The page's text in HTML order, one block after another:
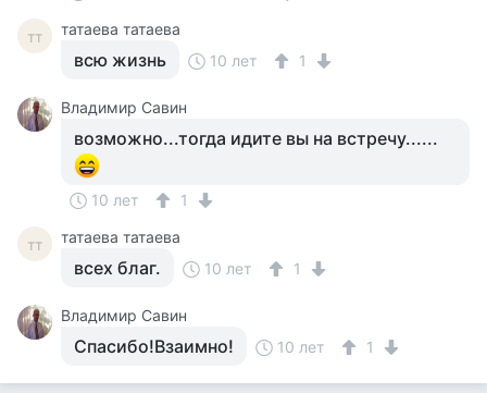
тт татаева татаева
всю жизнь 10 лет 1
Владимир Савин
возможно...тогда идите вы на встречу......
10 лет 1
тт татаева татаева
всех благ. 10 лет 1
Владимир Савин
Спасибо!Взаимно! 10 лет 1